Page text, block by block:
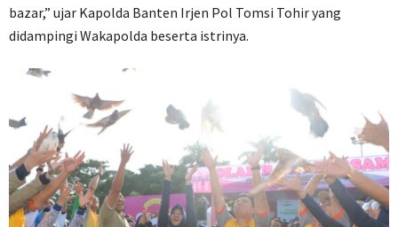
bazar,” ujar Kapolda Banten Irjen Pol Tomsi Tohir yang
didampingi Wakapolda beserta istrinya.